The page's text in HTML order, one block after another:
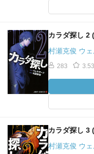
カラダ探し 2
村瀬克俊 ウ
283 3.53
カラダ探し 3
村瀬克俊 ウ